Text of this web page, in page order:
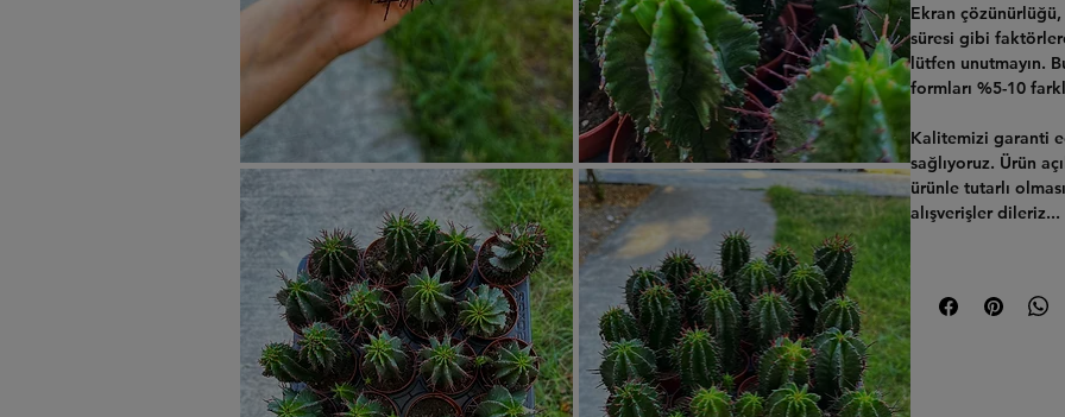
Ekran çözünürlüğü,
süresi gibi
lütfen unutmayın.
formları %5-10
Kalitemizi garanti
sağlıyoruz. Ürün
ürünle tutarlı
alışverişler dileriz...